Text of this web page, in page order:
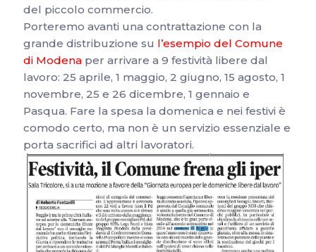
del piccolo commercio.
Porteremo avanti una contrattazione con la
grande distribuzione su l’esempio del Comune
di Modenaper arrivare a 9 festività libere dal
lavoro: 25 aprile, 1 maggio, 2 giugno, 15 agosto, 1
novembre, 25 e 26 dicembre, 1 gennaio e
Pasqua. Fare la spesa la domenica e nei festivi è
comodo certo, ma non è un servizio essenziale e
porta sacrifici ad altri lavoratori.